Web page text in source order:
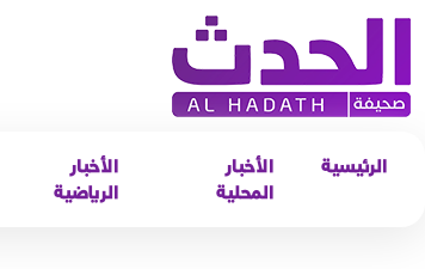
الرئيسية
الأخبار
المحلية
الأخبار
الرياضية